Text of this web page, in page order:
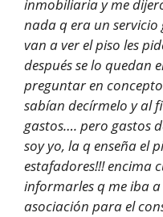
inmobiliaria y me
nada q era un
van a ver el piso les
después se lo quedan
preguntar en
sabían decírmelo y al
gastos…. pero gastos
soy yo, la q enseña el
estafadores!!! encima
informarles q me iba
asociación para el